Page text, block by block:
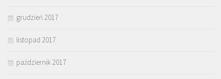
grudzień 2017
listopad 2017
październik 2017